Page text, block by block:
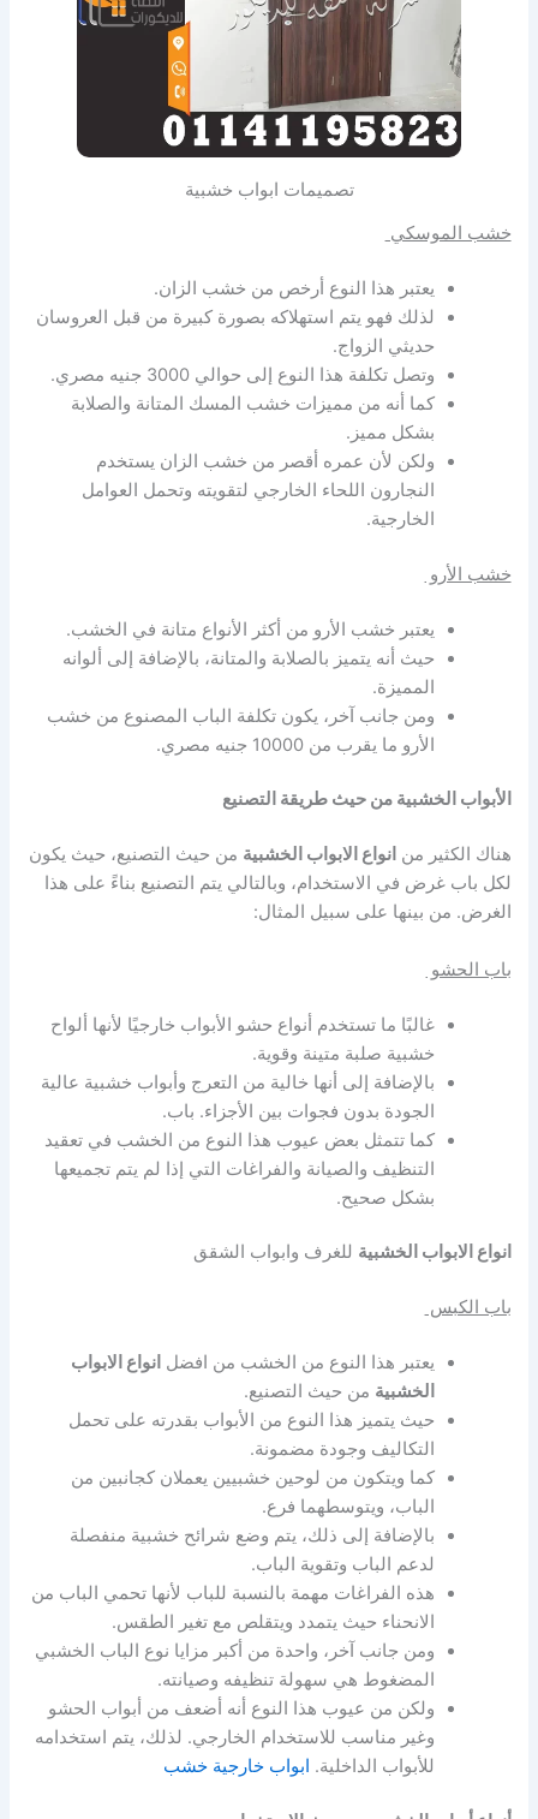
تصميمات ابواب خشبية
خشب الموسكي
يعتبر هذا النوع أرخص من خشب الزان.
لذلك فهو يتم استهلاكه بصورة كبيرة من قبل العروسان
حديثي الزواج.
وتصل تكلفة هذا النوع إلى حوالي 3000 جنيه مصري.
كما أنه من مميزات خشب المسك المتانة والصلابة
بشكل مميز.
ولكن لأن عمره أقصر من خشب الزان يستخدم
النجارون اللحاء الخارجي لتقويته وتحمل العوامل
الخارجية.
خشب الأرو
يعتبر خشب الأرو من أكثر الأنواع متانة في الخشب.
حيث أنه يتميز بالصلابة والمتانة، بالإضافة إلى ألوانه
المميزة.
ومن جانب آخر، يكون تكلفة الباب المصنوع من خشب
الأرو ما يقرب من 10000 جنيه مصري.
الأبواب الخشبية من حيث طريقة التصنيع
هناك الكثير من انواع الابواب الخشبية من حيث التصنيع، حيث يكون
لكل باب غرض في الاستخدام، وبالتالي يتم التصنيع بناءً على هذا
الغرض. من بينها على سبيل المثال:
باب الحشو
غالبًا ما تستخدم أنواع حشو الأبواب خارجيًا لأنها ألواح
خشبية صلبة متينة وقوية.
بالإضافة إلى أنها خالية من التعرج وأبواب خشبية عالية
الجودة بدون فجوات بين الأجزاء. باب.
كما تتمثل بعض عيوب هذا النوع من الخشب في تعقيد
التنظيف والصيانة والفراغات التي إذا لم يتم تجميعها
بشكل صحيح.
انواع الابواب الخشبية للغرف وابواب الشقق
باب الكبس
يعتبر هذا النوع من الخشب من افضل انواع الابواب
الخشبية من حيث التصنيع.
حيث يتميز هذا النوع من الأبواب بقدرته على تحمل
التكاليف وجودة مضمونة.
كما ويتكون من لوحين خشبيين يعملان كجانبين من
الباب، ويتوسطهما فرع.
بالإضافة إلى ذلك، يتم وضع شرائح خشبية منفصلة
لدعم الباب وتقوية الباب.
هذه الفراغات مهمة بالنسبة للباب لأنها تحمي الباب من
الانحناء حيث يتمدد ويتقلص مع تغير الطقس.
ومن جانب آخر، واحدة من أكبر مزايا نوع الباب الخشبي
المضغوط هي سهولة تنظيفه وصيانته.
ولكن من عيوب هذا النوع أنه أضعف من أبواب الحشو
وغير مناسب للاستخدام الخارجي. لذلك، يتم استخدامه
للأبواب الداخلية. ابواب خارجية خشب